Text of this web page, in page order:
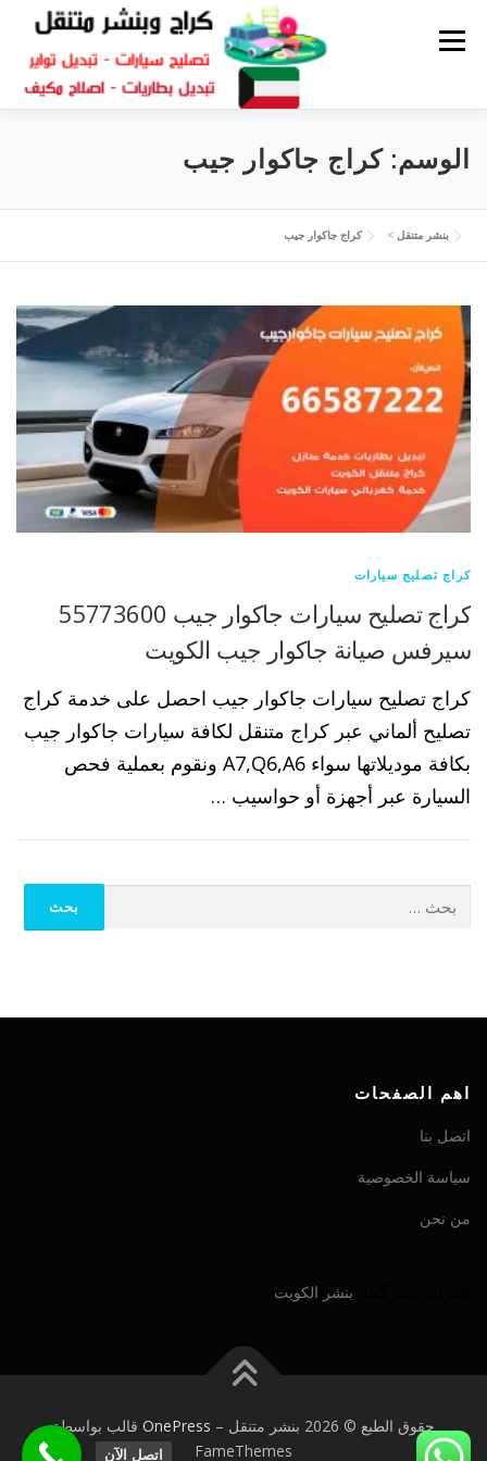
القائمة
بنشر الكويت كراج متنقلالوسم:كراج جاكوار جيب
بنشر متنقل > كراج جاكوار جيب
كراج تصليح سيارات
كراج تصليح سيارات جاكوار جيب 55773600
سيرفس صيانة جاكوار جيب الكويت
كراج تصليح سيارات جاكوار جيب احصل على خدمة كراج
تصليح ألماني عبر كراج متنقل لكافة سيارات جاكوار جيب
بكافة موديلاتها سواء A7,Q6,A6 ونقوم بعملية فحص
السيارة عبر أجهزة أو حواسيب …
اهم الصفحات
اتصل بنا
سياسة الخصوصية
من نحن
بنشر الكويت
حقوق الطبع © 2026 بنشر متنقل –
OnePress قالب بواسطة
FameThemes
اتصل الآن